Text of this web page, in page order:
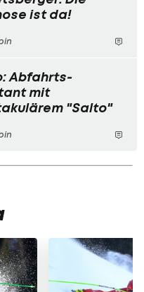
ist da!
Abfahrts-
mit
"Salto"